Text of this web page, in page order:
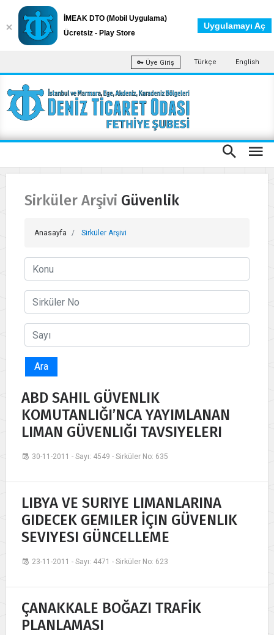
Üye Giriş Türkçe English
Sirküler Arşivi Güvenlik
Anasayfa Sirküler Arşivi
Ara
ABD SAHIL GÜVENLIK
KOMUTANLIĞI’NCA YAYIMLANAN
LIMAN GÜVENLIĞI TAVSIYELERI
30-11-2011 - Sayı: 4549 - Sirküler No: 635
LIBYA VE SURIYE LIMANLARINA
GIDECEK GEMILER İÇIN GÜVENLIK
SEVIYESI GÜNCELLEME
23-11-2011 - Sayı: 4471 - Sirküler No: 623
ÇANAKKALE BOĞAZI TRAFİK
PLANLAMASI
İMEAK DTO (Mobil Uygulama)
Ücretsiz - Play Store
Uygulamayı Aç